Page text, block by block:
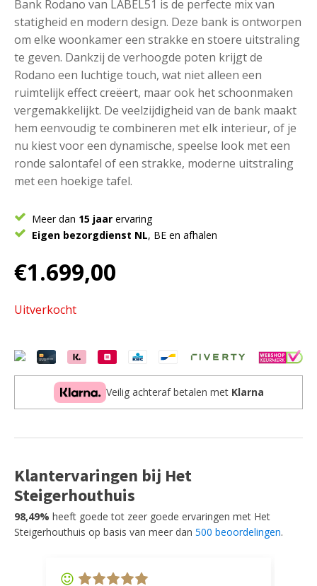
Bank Rodano van LABEL51 is de perfecte mix van
statigheid en modern design. Deze bank is ontworpen
om elke woonkamer een strakke en stoere uitstraling
te geven. Dankzij de verhoogde poten krijgt de
Rodano een luchtige touch, wat niet alleen een
ruimtelijk effect creëert, maar ook het schoonmaken
vergemakkelijkt. De veelzijdigheid van de bank maakt
hem eenvoudig te combineren met elk interieur, of je
nu kiest voor een dynamische, speelse look met een
ronde salontafel of een strakke, moderne uitstraling
met een hoekige tafel.
Meer dan 15 jaar ervaring
Eigen bezorgdienst NL, BE en afhalen
€1.699,00
Uitverkocht
Veilig achteraf betalen met Klarna
Klantervaringen bij Het
Steigerhouthuis
98,49% heeft goede tot zeer goede ervaringen met Het
Steigerhouthuis op basis van meer dan 500 beoordelingen.